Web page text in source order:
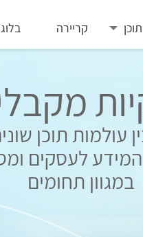
קריירה בלוג
תוכן
לעסקים
במגוון תחומים